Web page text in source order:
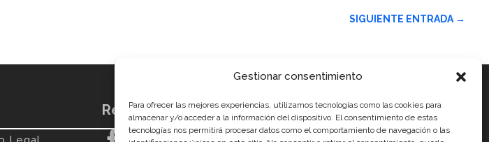
Gestionar consentimiento
Para ofrecer las mejores experiencias, utilizamos tecnologías como las cookies para
almacenar y/o acceder a la información del dispositivo. El consentimiento de estas
tecnologías nos permitirá procesar datos como el comportamiento de navegación o las
SIGUIENTE ENTRADA →
Redes sociales